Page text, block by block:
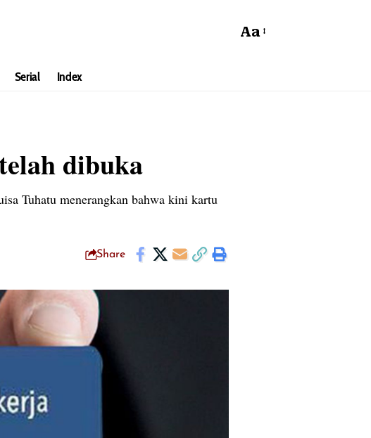
Aa
Serial Index
dibuka
Tuhatu menerangkan bahwa kini kartu
Share